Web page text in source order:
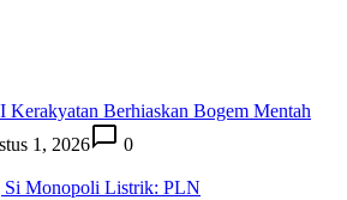
Berhiaskan Bogem Mentah
1, 2026
0
Si Monopoli Listrik: PLN